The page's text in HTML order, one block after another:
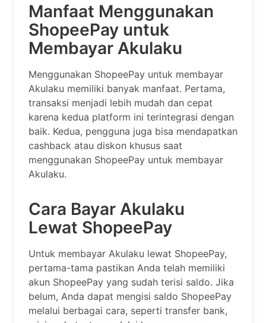
Manfaat Menggunakan
ShopeePay untuk
Membayar Akulaku
Menggunakan ShopeePay untuk membayar
Akulaku memiliki banyak manfaat. Pertama,
transaksi menjadi lebih mudah dan cepat
karena kedua platform ini terintegrasi dengan
baik. Kedua, pengguna juga bisa mendapatkan
cashback atau diskon khusus saat
menggunakan ShopeePay untuk membayar
Akulaku.
Cara Bayar Akulaku
Lewat ShopeePay
Untuk membayar Akulaku lewat ShopeePay,
pertama-tama pastikan Anda telah memiliki
akun ShopeePay yang sudah terisi saldo. Jika
belum, Anda dapat mengisi saldo ShopeePay
melalui berbagai cara, seperti transfer bank,